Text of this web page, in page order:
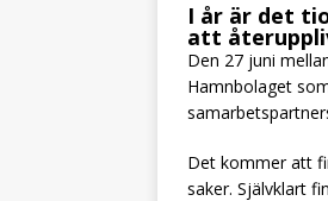
I år är det
att
Den 27 juni
Hamnbolaget
Det kommer att
saker. Självklart